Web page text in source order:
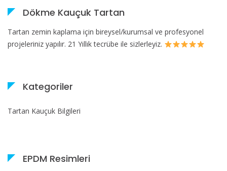
Dökme Kauçuk Tartan
Tartan zemin kaplama için bireysel/kurumsal ve profesyonel
projeleriniz yapılır. 21 Yıllık tecrübe ile sizlerleyiz.
Kategoriler
Tartan Kauçuk Bilgileri
EPDM Resimleri